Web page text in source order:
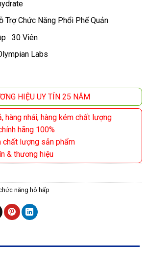
Chức Năng Phổi Phế Quản
30 Viên
Labs
HIỆU UY TÍN 25 NĂM
hàng nhái, hàng kém chất lượng
hãng 100%
chất lượng sản phẩm
& thương hiệu
năng hô hấp